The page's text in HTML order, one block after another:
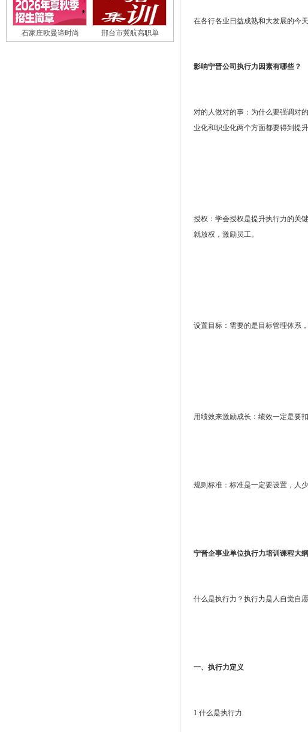
石家庄欧曼谛时尚 邢台市冀航高职单
在各行各业日益成熟和大发展的今
影响宁晋公司执行力因素有哪些？
对的人做对的事：为什么要强调对
业化和职业化两个方面都要得到提升
授权：学会授权是提升执行力的关
就放权，激励员工。
设置目标：需要的是目标管理体系
用绩效来激励成长：绩效一定是要
规则标准：标准是一定要设置，人
宁晋企事业单位执行力培训课程大纲
什么是执行力？执行力是人自觉自
一、执行力定义
1.什么是执行力